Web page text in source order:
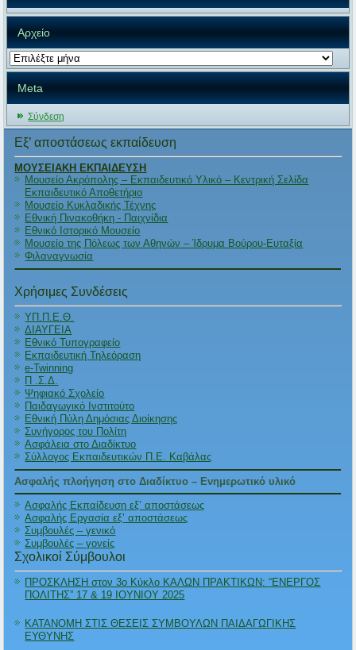
Αρχείο
Αρχείο
Meta
Σύνδεση
Εξ’ αποστάσεως εκπαίδευση
ΜΟΥΣΕΙΑΚΗ ΕΚΠΑΙΔΕΥΣΗ
Μουσείο Ακρόπολης – Εκπαιδευτικό Υλικό – Κεντρική Σελίδα
Εκπαιδευτικό Αποθετήριο
Μουσείο Κυκλαδικής Τέχνης
Εθνική Πινακοθήκη - Παιχνίδια
Εθνικό Ιστορικό Μουσείο
Μουσείο της Πόλεως των Αθηνών – Ίδρυμα Βούρου-Ευταξία
Φιλαναγνωσία
Χρήσιμες Συνδέσεις
ΥΠ.Π.Ε.Θ.
ΔΙΑΥΓΕΙΑ
Εθνικό Τυπογραφείο
Εκπαιδευτική Τηλεόραση
e-Twinning
Π .Σ.Δ.
Ψηφιακό Σχολείο
Παιδαγωγικό Ινστιτούτο
Εθνική Πύλη Δημόσιας Διοίκησης
Συνήγορος του Πολίτη
Ασφάλεια στο Διαδίκτυο
Σύλλογος Εκπαιδευτικών Π.Ε. Καβάλας
Ασφαλής πλοήγηση στο Διαδίκτυο – Ενημερωτικό υλικό
Ασφαλής Εκπαίδευση εξ’ αποστάσεως
Ασφαλής Εργασία εξ’ αποστάσεως
Συμβουλές – γενικό
Συμβουλές – γονείς
Σχολικοί Σύμβουλοι
ΠΡΟΣΚΛΗΣΗ στον 3ο Κύκλο ΚΑΛΩΝ ΠΡΑΚΤΙΚΩΝ: “ΕΝΕΡΓΟΣ
ΠΟΛΙΤΗΣ” 17 & 19 ΙΟΥΝΙΟΥ 2025
ΚΑΤΑΝΟΜΗ ΣΤΙΣ ΘΕΣΕΙΣ ΣΥΜΒΟΥΛΩΝ ΠΑΙΔΑΓΩΓΙΚΗΣ
ΕΥΘΥΝΗΣ